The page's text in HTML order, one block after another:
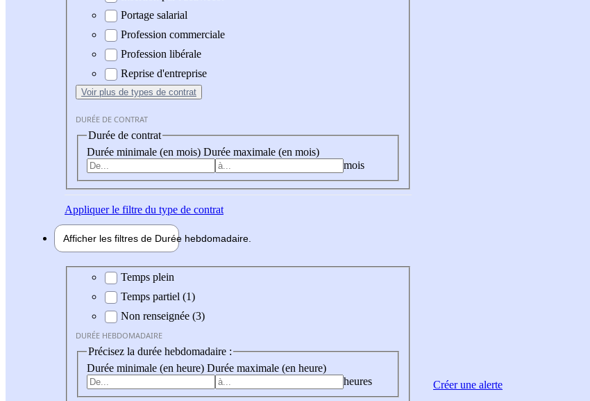
Portage salarial
Profession commerciale
Profession libérale
Reprise d'entreprise
Voir plus de types de contrat
DURÉE DE CONTRAT
Durée de contrat
Durée minimale (en mois) Durée maximale (en mois)
mois
Appliquerle filtre du type de contrat
Afficher les filtres de Durée hebdomadaire
Durée hebdomadaire
Temps plein
Temps partiel (1)
Non renseignée (3)
DURÉE HEBDOMADAIRE
Précisez la durée hebdomadaire :
Durée minimale (en heure) Durée maximale (en heure)
heures
Créer une alerte